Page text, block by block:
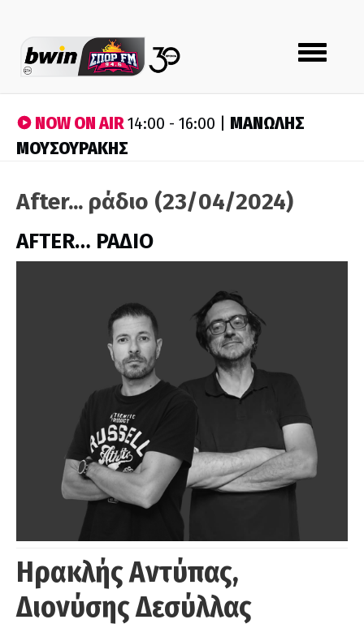
Toggle
navigation
NOW ON AIR14:00 - 16:00 | ΜΑΝΩΛΗΣ
ΜΟΥΣΟΥΡΑΚΗΣ
After... ράδιο (23/04/2024)
AFTER… ΡΑΔΙΟ
Ηρακλής Αντύπας,
Διονύσης Δεσύλλας